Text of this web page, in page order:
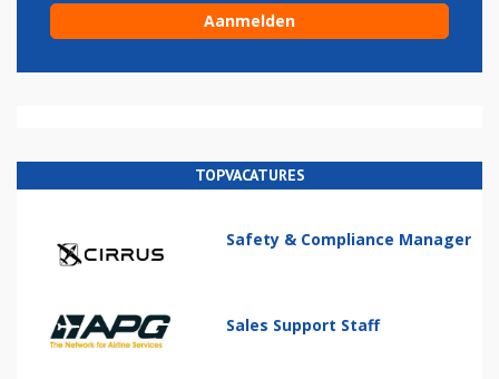
TOPVACATURES
Safety & Compliance Manager
Sales Support Staff